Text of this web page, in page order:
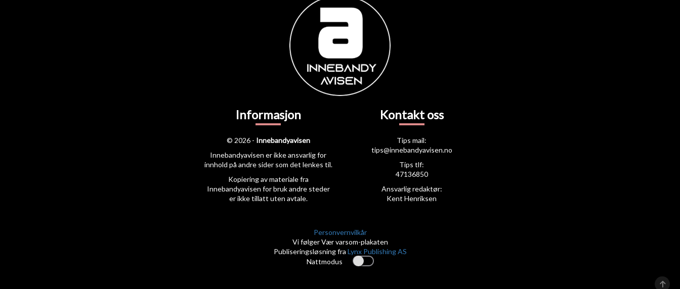
Informasjon
© 2026 - Innebandyavisen
Innebandyavisen er ikke ansvarlig for
innhold på andre sider som det lenkes til.
Kopiering av materiale fra
Innebandyavisen for bruk andre steder
er ikke tillatt uten avtale.
Kontakt oss
Tips mail:
tips@innebandyavisen.no
Tips tlf:
47136850
Ansvarlig redaktør:
Kent Henriksen
Personvernvilkår
Vi følger Vær varsom-plakaten
Publiseringsløsning fra Lynx Publishing AS
Nattmodus